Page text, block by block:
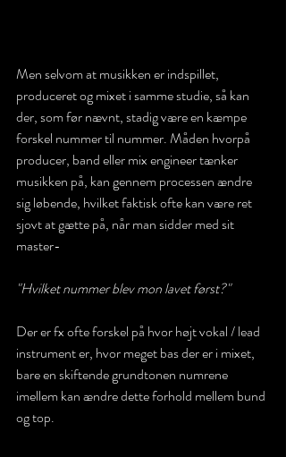
Men selvom at musikken er indspillet,
produceret og mixet i samme studie, så kan
der, som før nævnt, stadig være en kæmpe
forskel nummer til nummer. Måden hvorpå
producer, band eller mix engineer tænker
musikken på, kan gennem processen ændre
sig løbende, hvilket faktisk ofte kan være ret
sjovt at gætte på, når man sidder med sit
master-
"Hvilket nummer blev mon lavet først?"
Der er fx ofte forskel på hvor højt vokal / lead
instrument er, hvor meget bas der er i mixet,
bare en skiftende grundtonen numrene
imellem kan ændre dette forhold mellem bund
og top.